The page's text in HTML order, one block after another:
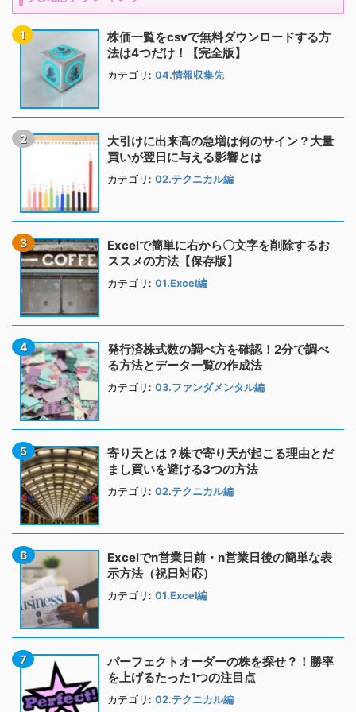
株価一覧をcsvで無料ダウンロードする方
法は4つだけ！【完全版】
カテゴリ: 04.情報収集先
大引けに出来高の急増は何のサイン？大量
買いが翌日に与える影響とは
カテゴリ: 02.テクニカル編
Excelで簡単に右から〇文字を削除するお
ススメの方法【保存版】
カテゴリ: 01.Excel編
発行済株式数の調べ方を確認！2分で調べ
る方法とデータ一覧の作成法
カテゴリ: 03.ファンダメンタル編
寄り天とは？株で寄り天が起こる理由とだ
まし買いを避ける3つの方法
カテゴリ: 02.テクニカル編
Excelでn営業日前・n営業日後の簡単な表
示方法（祝日対応）
カテゴリ: 01.Excel編
パーフェクトオーダーの株を探せ？！勝率
を上げるたった1つの注目点
カテゴリ: 02.テクニカル編